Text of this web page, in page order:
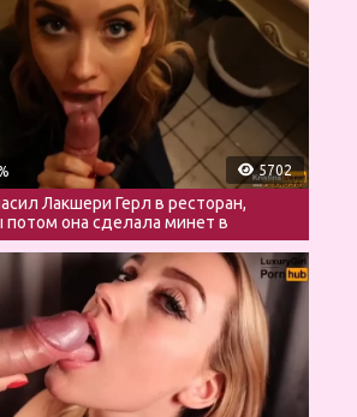
5702
Лакшери Герл в ресторан,
потом она сделала минет в